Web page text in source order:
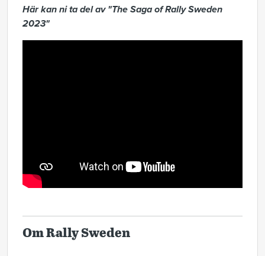
Här kan ni ta del av "The Saga of Rally Sweden
2023"
Om Rally Sweden